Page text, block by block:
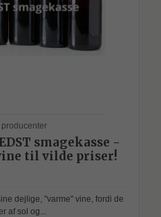
smagekasse -
til vilde priser!
dejlige, "varme" vine, fordi de
af sol og...